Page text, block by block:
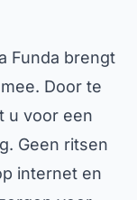
Funda brengt
Door te
u voor een
Geen ritsen
internet en